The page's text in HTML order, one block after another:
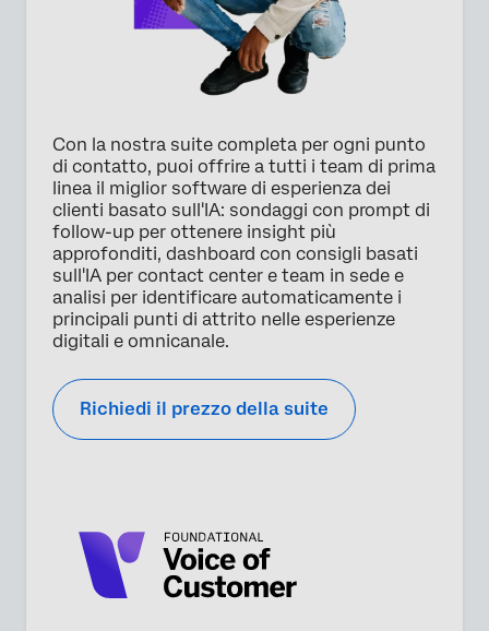
Numero di telefono*
Nazione*
Privacy
Optin
Fornendo queste informazioni, l'utente accetta che
possiamo elaborare i dati personali dell'utente in
conformità con la nostraInformativa sulla privacy
Invia
Con la nostra suite completa per ogni punto
di contatto, puoi offrire a tutti i team di prima
linea il miglior software di esperienza dei
clienti basato sull'IA: sondaggi con prompt di
follow-up per ottenere insight più
approfonditi, dashboard con consigli basati
sull'IA per contact center e team in sede e
analisi per identificare automaticamente i
principali punti di attrito nelle esperienze
digitali e omnicanale.
Richiedi il prezzo della suite